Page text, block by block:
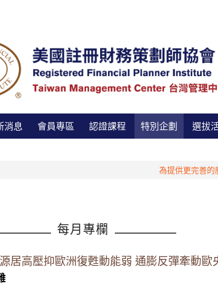
消息 會員專區 認證課程 特別企劃 選拔
為提供更完善的服務，
每月專欄
高壓抑歐洲復甦動能弱 通膨反彈牽動歐